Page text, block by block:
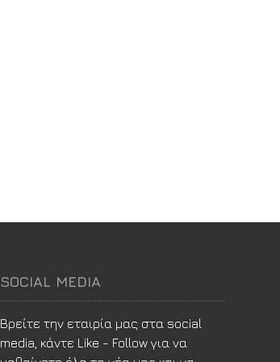
SOCIAL MEDIA
Βρείτε την εταιρία μας στα social
media, κάντε Like - Follow για να